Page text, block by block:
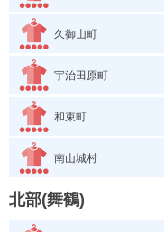
久御山町
宇治田原町
和束町
南山城村
北部(舞鶴)